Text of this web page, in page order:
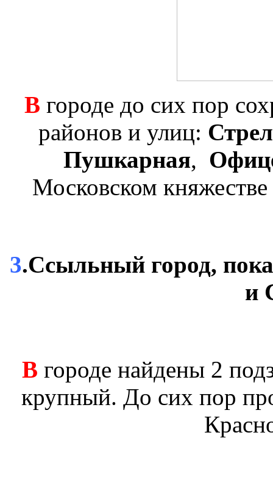
В городе до сих пор
районов и улиц:
Пушкарная,
Московском
3.Ссыльный город,
и
В городе найдены 2
крупный. До сих пор